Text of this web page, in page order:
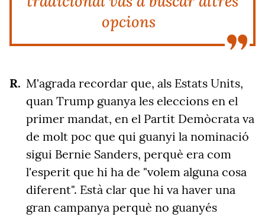
opcions
M'agrada recordar que, als Estats Units,
quan Trump guanya les eleccions en el
primer mandat, en el Partit Demòcrata va
de molt poc que qui guanyi la nominació
sigui Bernie Sanders, perquè era com
l'esperit que hi ha de "volem alguna cosa
diferent". Està clar que hi va haver una
gran campanya perquè no guanyés